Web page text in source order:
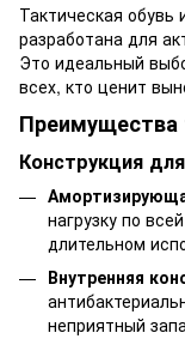
Тактическая обувь
разработана для
Это идеальный
всех, кто ценит
Преимущества
Конструкция
нагрузку по
длительном
Внутренняя
неприятный